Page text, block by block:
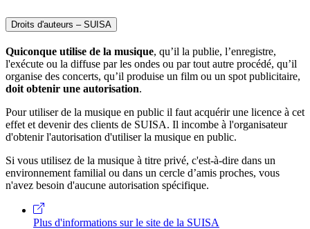
Droits d'auteurs – SUISA
Quiconque utilise de la musique, qu’il la publie, l’enregistre,
l'exécute ou la diffuse par les ondes ou par tout autre procédé, qu’il
organise des concerts, qu’il produise un film ou un spot publicitaire,
doit obtenir une autorisation.
Pour utiliser de la musique en public il faut acquérir une licence à cet
effet et devenir des clients de SUISA. Il incombe à l'organisateur
d'obtenir l'autorisation d'utiliser la musique en public.
Si vous utilisez de la musique à titre privé, c'est-à-dire dans un
environnement familial ou dans un cercle d’amis proches, vous
n'avez besoin d'aucune autorisation spécifique.
Plus d'informations sur le site de la SUISA